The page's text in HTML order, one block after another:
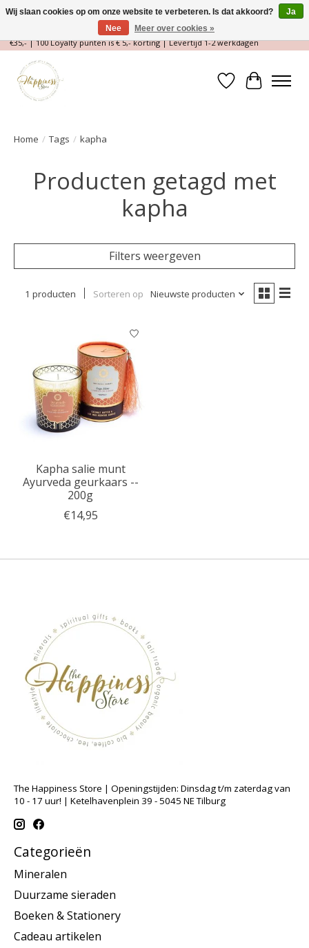
Magische Conceptstore, Edelstenen & Spirituele winkel | Gratis verzending >
€35,- | 100 Loyalty punten is € 5,- korting | Levertijd 1-2 werkdagen
Verlanglijst
Home / Tags / kapha
Producten getagd met
kapha
Filters weergeven
1 producten Sorteren op Nieuwste producten
Kapha salie munt
Ayurveda geurkaars --
200g
€14,95
The Happiness Store | Openingstijden: Dinsdag t/m zaterdag van
10 - 17 uur! | Ketelhavenplein 39 - 5045 NE Tilburg
Categorieën
Mineralen
Duurzame sieraden
Boeken & Stationery
Cadeau artikelen
Wij slaan cookies op om onze website te verbeteren. Is dat akkoord?
Ja
Nee
Meer over cookies »